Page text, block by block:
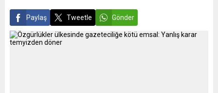
Paylaş Tweetle Gönder